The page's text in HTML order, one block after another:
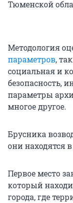
Тюменской
Методология
параметров,
социальная и
безопасность,
параметры
многое другое.
Брусника
они находятся
Первое место
который
города, где